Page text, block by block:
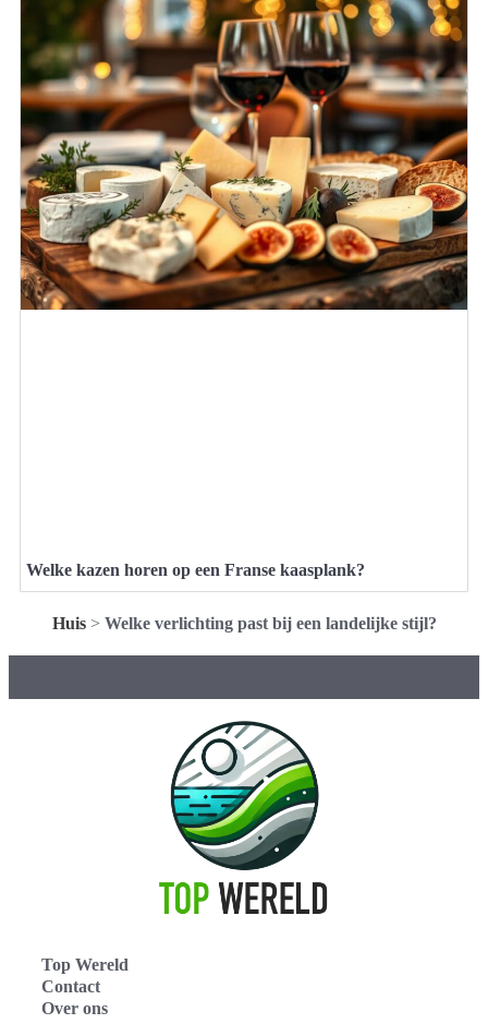
Welke kazen horen op een Franse kaasplank?
Huis> Welke verlichting past bij een landelijke stijl?
Top Wereld
Contact
Over ons